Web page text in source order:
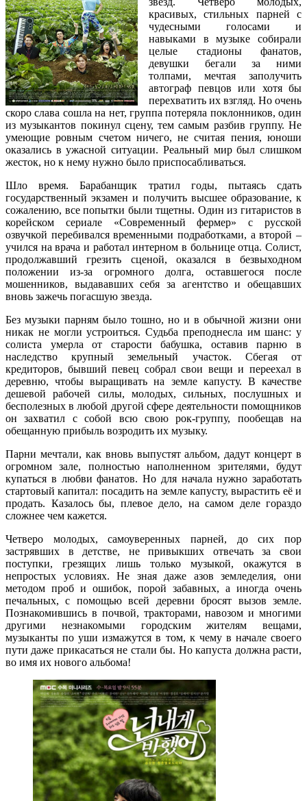
красивых, стильных парней с
чудесными голосами и
навыками в музыке собирали
целые стадионы фанатов,
девушки бегали за ними
толпами, мечтая заполучить
автограф певцов или хотя бы
перехватить их взгляд. Но очень
скоро слава сошла на нет, группа потеряла поклонников, один
из музыкантов покинул сцену, тем самым разбив группу. Не
умеющие ровным счетом ничего, не считая пения, юноши
оказались в ужасной ситуации. Реальный мир был слишком
жесток, но к нему нужно было приспосабливаться.
Шло время. Барабанщик тратил годы, пытаясь сдать
государственный экзамен и получить высшее образование, к
сожалению, все попытки были тщетны. Один из гитаристов в
корейском сериале «Современный фермер» с русской
озвучкой перебивался временными подработками, а второй –
учился на врача и работал интерном в больнице отца. Солист,
продолжавший грезить сценой, оказался в безвыходном
положении из-за огромного долга, оставшегося после
мошенников, выдававших себя за агентство и обещавших
вновь зажечь погасшую звезда.
Без музыки парням было тошно, но и в обычной жизни они
никак не могли устроиться. Судьба преподнесла им шанс: у
солиста умерла от старости бабушка, оставив парню в
наследство крупный земельный участок. Сбегая от
кредиторов, бывший певец собрал свои вещи и переехал в
деревню, чтобы выращивать на земле капусту. В качестве
дешевой рабочей силы, молодых, сильных, послушных и
бесполезных в любой другой сфере деятельности помощников
он захватил с собой всю свою рок-группу, пообещав на
обещанную прибыль возродить их музыку.
Парни мечтали, как вновь выпустят альбом, дадут концерт в
огромном зале, полностью наполненном зрителями, будут
купаться в любви фанатов. Но для начала нужно заработать
стартовый капитал: посадить на земле капусту, вырастить её и
продать. Казалось бы, плевое дело, на самом деле гораздо
сложнее чем кажется.
Четверо молодых, самоуверенных парней, до сих пор
застрявших в детстве, не привыкших отвечать за свои
поступки, грезящих лишь только музыкой, окажутся в
непростых условиях. Не зная даже азов земледелия, они
методом проб и ошибок, порой забавных, а иногда очень
печальных, с помощью всей деревни бросят вызов земле.
Познакомившись в почвой, тракторами, навозом и многими
другими незнакомыми городским жителям вещами,
музыканты по уши измажутся в том, к чему в начале своего
пути даже прикасаться не стали бы. Но капуста должна расти,
во имя их нового альбома!